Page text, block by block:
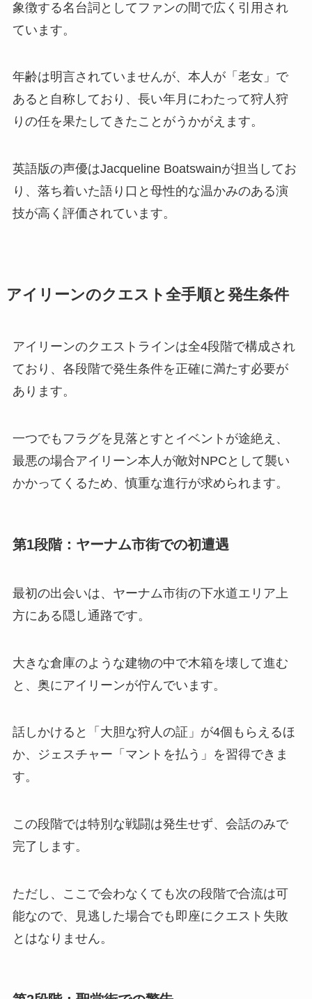
象徴する名台詞としてファンの間で広く引用され
ています。
年齢は明言されていませんが、本人が「老女」で
あると自称しており、長い年月にわたって狩人狩
りの任を果たしてきたことがうかがえます。
英語版の声優はJacqueline Boatswainが担当してお
り、落ち着いた語り口と母性的な温かみのある演
技が高く評価されています。
アイリーンのクエスト全手順と発生条件
アイリーンのクエストラインは全4段階で構成され
ており、各段階で発生条件を正確に満たす必要が
あります。
一つでもフラグを見落とすとイベントが途絶え、
最悪の場合アイリーン本人が敵対NPCとして襲い
かかってくるため、慎重な進行が求められます。
第1段階：ヤーナム市街での初遭遇
最初の出会いは、ヤーナム市街の下水道エリア上
方にある隠し通路です。
大きな倉庫のような建物の中で木箱を壊して進む
と、奥にアイリーンが佇んでいます。
話しかけると「大胆な狩人の証」が4個もらえるほ
か、ジェスチャー「マントを払う」を習得できま
す。
この段階では特別な戦闘は発生せず、会話のみで
完了します。
ただし、ここで会わなくても次の段階で合流は可
能なので、見逃した場合でも即座にクエスト失敗
とはなりません。